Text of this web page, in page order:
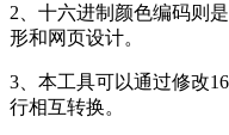
2、十六进制颜色编码则
形和网页设计。
3、本工具可以通过修改
行相互转换。